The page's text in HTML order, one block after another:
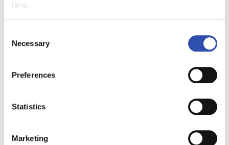
time.
Selection
Necessary
Preferences
Statistics
Marketing